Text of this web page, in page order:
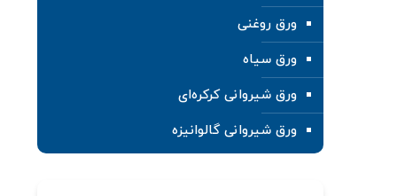
ورق روغنی
ورق سیاه
ورق شیروانی کرکره‌ای
ورق شیروانی گالوانیزه